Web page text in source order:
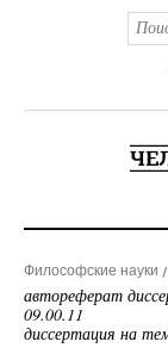
Философские науки
автореферат
09.00.11
диссертация на